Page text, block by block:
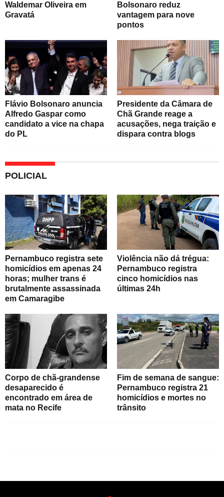
Waldemar Oliveira em
Gravatá
Bolsonaro reduz
vantagem para nove
pontos
Flávio Bolsonaro anuncia
Alfredo Gaspar como
candidato a vice na chapa
do PL
Presidente da Câmara de
Chã Grande reage a
acusações, nega traição e
dispara contra blogs
POLICIAL
Pernambuco registra sete
homicídios em apenas 24
horas; mulher trans é
brutalmente assassinada
em Camaragibe
Violência não dá trégua:
Pernambuco registra
cinco homicídios nas
últimas 24h
Corpo de chã-grandense
desaparecido é
encontrado em área de
mata no Recife
Fim de semana de sangue:
Pernambuco registra 21
homicídios e mortes no
trânsito